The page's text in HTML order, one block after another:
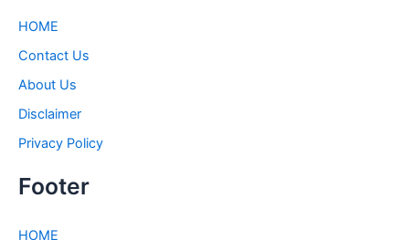
HOME
Contact Us
About Us
Disclaimer
Privacy Policy
Footer
HOME